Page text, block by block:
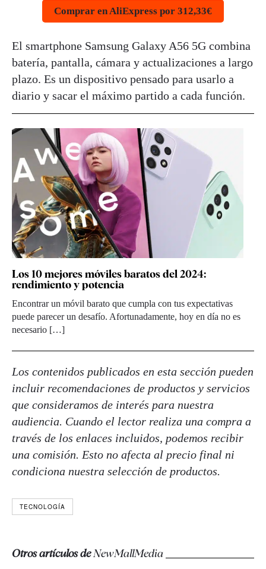
Comprar en AliExpress por 312,33€
El smartphone Samsung Galaxy A56 5G combina
batería, pantalla, cámara y actualizaciones a largo
plazo. Es un dispositivo pensado para usarlo a
diario y sacar el máximo partido a cada función.
Los 10 mejores móviles baratos del 2024:
rendimiento y potencia
Encontrar un móvil barato que cumpla con tus expectativas
puede parecer un desafío. Afortunadamente, hoy en día no es
necesario […]
Los contenidos publicados en esta sección pueden
incluir recomendaciones de productos y servicios
que consideramos de interés para nuestra
audiencia. Cuando el lector realiza una compra a
través de los enlaces incluidos, podemos recibir
una comisión. Esto no afecta al precio final ni
condiciona nuestra selección de productos.
TECNOLOGÍA
Otros artículos deNewMallMedia